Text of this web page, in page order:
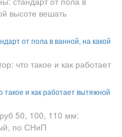
от пола в ванной, на какой
и как работает вытяжной